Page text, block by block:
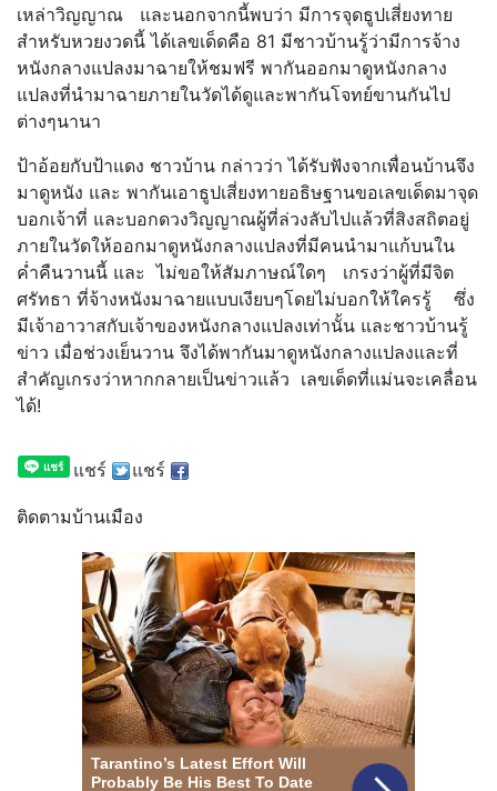
เหล่าวิญญาณ และนอกจากนี้พบว่า มีการจุดธูปเสี่ยงทาย
สำหรับหวยงวดนี้ ได้เลขเด็ดคือ 81 มีชาวบ้านรู้ว่ามีการจ้าง
หนังกลางแปลงมาฉายให้ชมฟรี พากันออกมาดูหนังกลาง
แปลงที่นำมาฉายภายในวัดได้ดูและพากันโจทย์ขานกันไป
ต่างๆนานา
ป้าอ้อยกับป้าแดง ชาวบ้าน กล่าวว่า ได้รับฟังจากเพื่อนบ้านจึง
มาดูหนัง และ พากันเอาธูปเสี่ยงทายอธิษฐานขอเลขเด็ดมาจุด
บอกเจ้าที่ และบอกดวงวิญญาณผู้ที่ล่วงลับไปแล้วที่สิงสถิตอยู่
ภายในวัดให้ออกมาดูหนังกลางแปลงที่มีคนนำมาแก้บนใน
ค่ำคืนวานนี้ และ ไม่ขอให้สัมภาษณ์ใดๆ เกรงว่าผู้ที่มีจิต
ศรัทธา ที่จ้างหนังมาฉายแบบเงียบๆโดยไม่บอกให้ใครรู้ ซึ่ง
มีเจ้าอาวาสกับเจ้าของหนังกลางแปลงเท่านั้น และชาวบ้านรู้
ข่าว เมื่อช่วงเย็นวาน จึงได้พากันมาดูหนังกลางแปลงและที่
สำคัญเกรงว่าหากกลายเป็นข่าวแล้ว เลขเด็ดที่แม่นจะเคลื่อน
ได้!
แชร์ แชร์
ติดตามบ้านเมือง